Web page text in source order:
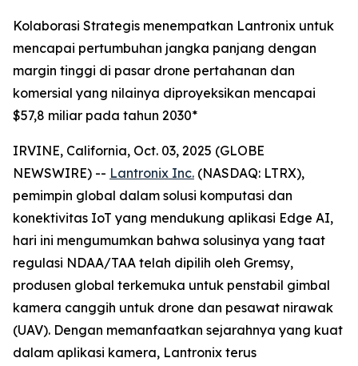
Kolaborasi Strategis menempatkan Lantronix untuk
mencapai pertumbuhan jangka panjang dengan
margin tinggi di pasar drone pertahanan dan
komersial yang nilainya diproyeksikan mencapai
$57,8 miliar pada tahun 2030*
IRVINE, California, Oct. 03, 2025 (GLOBE
NEWSWIRE) -- Lantronix Inc. (NASDAQ: LTRX),
pemimpin global dalam solusi komputasi dan
konektivitas IoT yang mendukung aplikasi Edge AI,
hari ini mengumumkan bahwa solusinya yang taat
regulasi NDAA/TAA telah dipilih oleh Gremsy,
produsen global terkemuka untuk penstabil gimbal
kamera canggih untuk drone dan pesawat nirawak
(UAV). Dengan memanfaatkan sejarahnya yang kuat
dalam aplikasi kamera, Lantronix terus